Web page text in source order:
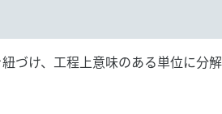
づけ、工程上意味のある単位に分